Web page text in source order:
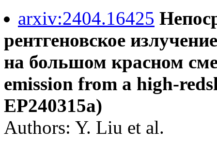
arxiv:2404.16425
рентгеновское
на большом красном
emission from a high-
EP240315a)
Authors: Y. Liu et al.